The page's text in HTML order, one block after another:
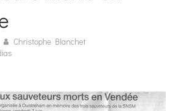
Christophe Blanchet